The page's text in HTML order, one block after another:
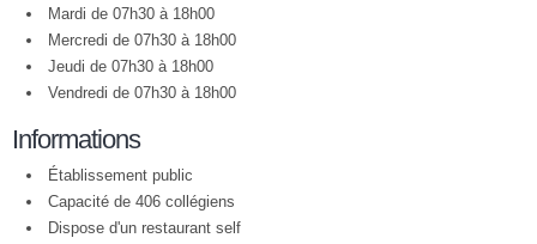
Mardi de 07h30 à 18h00
Mercredi de 07h30 à 18h00
Jeudi de 07h30 à 18h00
Vendredi de 07h30 à 18h00
Informations
Établissement public
Capacité de 406 collégiens
Dispose d'un restaurant self